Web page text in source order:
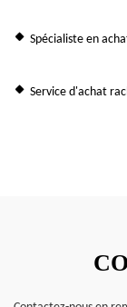
Spécialiste en
Service d'achat